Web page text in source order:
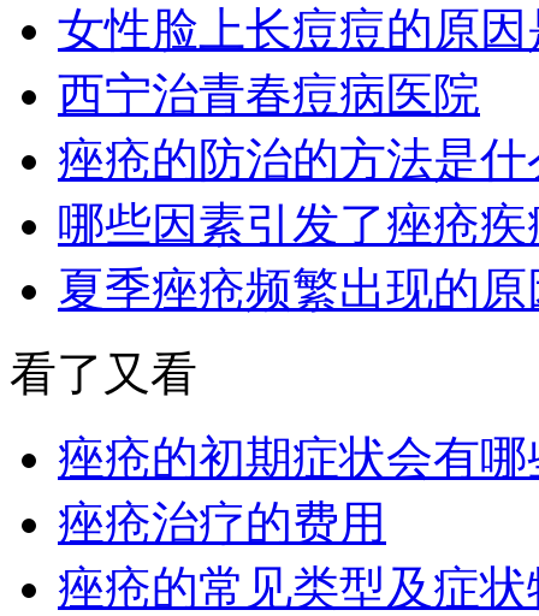
女性脸上长痘痘的原
西宁治青春痘病医院
痤疮的防治的方法是什
哪些因素引发了痤疮疾
夏季痤疮频繁出现的原
看了又看
痤疮的初期症状会有哪
痤疮治疗的费用
痤疮的常见类型及症状